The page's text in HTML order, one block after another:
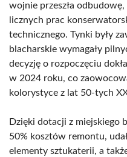
wojnie przeszła odbudowę,
licznych prac
technicznego. Tynki były
blacharskie wymagały
decyzję o rozpoczęciu
w 2024 roku, co
kolorystyce z lat 50-tych
Dzięki dotacji z miejskiego
50% kosztów remontu,
elementy sztukaterii, a